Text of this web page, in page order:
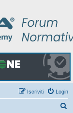
Login
Iscriviti